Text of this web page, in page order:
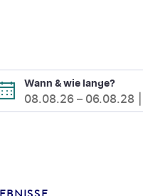
Wann & wie lange?
08.08.26– 06.08.28